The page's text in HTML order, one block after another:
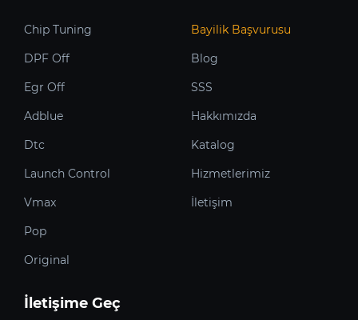
Chip Tuning
DPF Off
Egr Off
Adblue
Dtc
Launch Control
Vmax
Pop
Original
Bayilik Başvurusu
Blog
SSS
Hakkımızda
Katalog
Hizmetlerimiz
İletişim
İletişime Geç